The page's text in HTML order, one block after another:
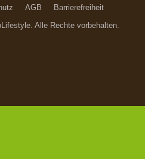
AGB
Barrierefreiheit
Alle Rechte vorbehalten.